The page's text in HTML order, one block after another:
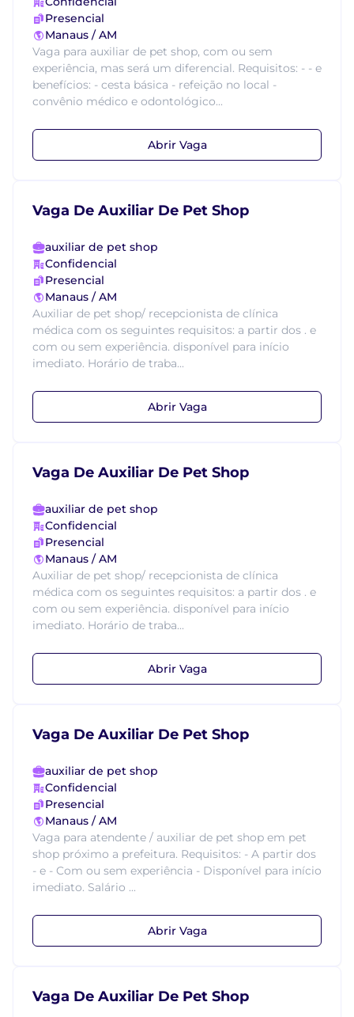
Presencial
Manaus / AM
Vaga para auxiliar de pet shop, com ou sem
experiência, mas será um diferencial. Requisitos: - - e
benefícios: - cesta básica - refeição no local -
convênio médico e odontológico...
Abrir Vaga
Vaga De Auxiliar De Pet Shop
auxiliar de pet shop
Confidencial
Presencial
Manaus / AM
Auxiliar de pet shop/ recepcionista de clínica
médica com os seguintes requisitos: a partir dos . e
com ou sem experiência. disponível para início
imediato. Horário de traba...
Abrir Vaga
Vaga De Auxiliar De Pet Shop
auxiliar de pet shop
Confidencial
Presencial
Manaus / AM
Auxiliar de pet shop/ recepcionista de clínica
médica com os seguintes requisitos: a partir dos . e
com ou sem experiência. disponível para início
imediato. Horário de traba...
Abrir Vaga
Vaga De Auxiliar De Pet Shop
auxiliar de pet shop
Confidencial
Presencial
Manaus / AM
Vaga para atendente / auxiliar de pet shop em pet
shop próximo a prefeitura. Requisitos: - A partir dos
- e - Com ou sem experiência - Disponível para início
imediato. Salário ...
Abrir Vaga
Vaga De Auxiliar De Pet Shop